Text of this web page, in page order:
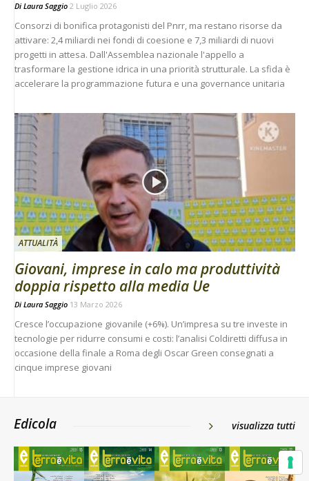
Di Laura Saggio 2 Luglio 2026
Consorzi di bonifica protagonisti del Pnrr, ma restano risorse da
attivare: 2,4 miliardi nei fondi di coesione e 7,3 miliardi di nuovi
progetti in attesa. Dall'Assemblea nazionale l'appello a
trasformare la gestione idrica in una priorità strutturale. La sfida è
accelerare la programmazione futura e una governance unitaria
ATTUALITÀ
Giovani, imprese in calo ma produttività
doppia rispetto alla media Ue
Di Laura Saggio 13 Marzo 2026
Cresce l’occupazione giovanile (+6%). Un’impresa su tre investe in
tecnologie per ridurre consumi e costi: l’analisi Coldiretti diffusa in
occasione della finale a Roma degli Oscar Green consegnati a
cinque imprese giovani
Edicola visualizza tutti